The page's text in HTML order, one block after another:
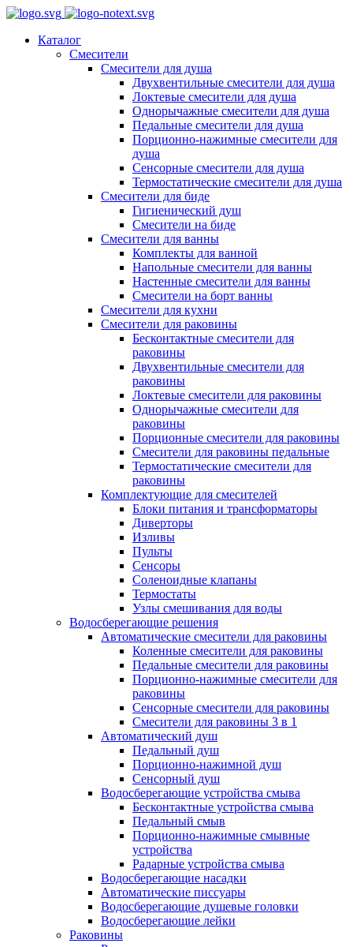
Каталог
Смесители
Смесители для душа
Двухвентильные смесители для душа
Локтевые смесители для душа
Однорычажные смесители для душа
Педальные смесители для душа
Порционно-нажимные смесители для
душа
Сенсорные смесители для душа
Термостатические смесители для душа
Смесители для биде
Гигиенический душ
Смесители на биде
Смесители для ванны
Комплекты для ванной
Напольные смесители для ванны
Настенные смесители для ванны
Смесители на борт ванны
Смесители для кухни
Смесители для раковины
Бесконтактные смесители для
раковины
Двухвентильные смесители для
раковины
Локтевые смесители для раковины
Однорычажные смесители для
раковины
Порционные смесители для раковины
Смесители для раковины педальные
Термостатические смесители для
раковины
Комплектующие для смесителей
Блоки питания и трансформаторы
Диверторы
Изливы
Пульты
Сенсоры
Соленоидные клапаны
Термостаты
Узлы смешивания для воды
Водосберегающие решения
Автоматические смесители для раковины
Коленные смесители для раковины
Педальные смесители для раковины
Порционно-нажимные смесители для
раковины
Сенсорные смесители для раковины
Смесители для раковины 3 в 1
Автоматический душ
Педальный душ
Порционно-нажимной душ
Сенсорный душ
Водосберегающие устройства смыва
Бесконтактные устройства смыва
Педальный смыв
Порционно-нажимные смывные
устройства
Радарные устройства смыва
Водосберегающие насадки
Автоматические писсуары
Водосберегающие душевые головки
Водосберегающие лейки
Раковины